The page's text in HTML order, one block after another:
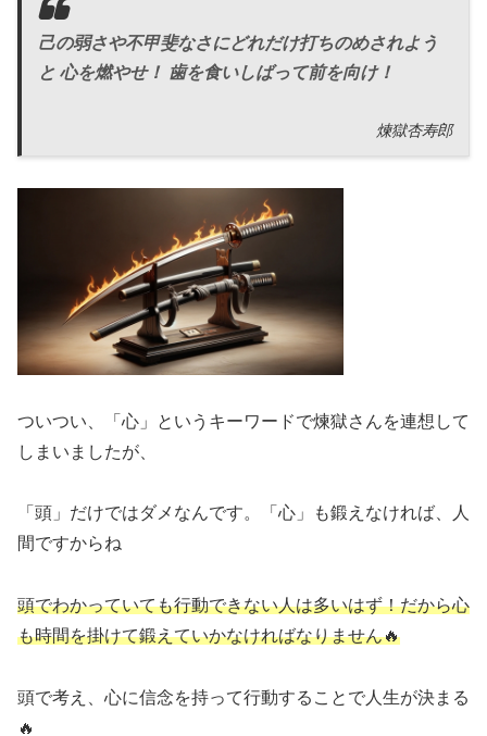
己の弱さや不甲斐なさにどれだけ打ちのめされよう
と 心を燃やせ！ 歯を食いしばって前を向け！
煉獄杏寿郎
ついつい、「心」というキーワードで煉獄さんを連想して
しまいましたが、
「頭」だけではダメなんです。「心」も鍛えなければ、人
間ですからね
頭でわかっていても行動できない人は多いはず！だから心
も時間を掛けて鍛えていかなければなりません🔥
頭で考え、心に信念を持って行動することで人生が決まる
🔥